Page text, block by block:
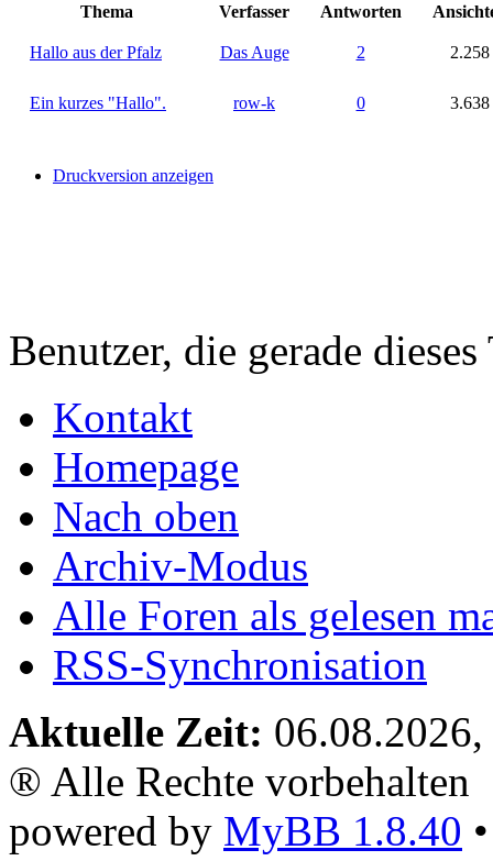
Thema
Verfasser Antworten
Hallo aus der Pfalz Das Auge 2 2.258
Ein kurzes "Hallo". row-k 0 3.638
Druckversion anzeigen
Benutzer, die gerade
Kontakt
Homepage
Nach oben
Archiv-Modus
Alle Foren als gelesen
RSS-Synchronisation
Aktuelle Zeit:
® Alle Rechte vorbehalten
powered by MyBB 1.8.40